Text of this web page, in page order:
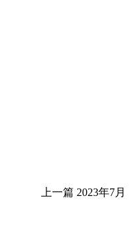
上一篇 2023年7月